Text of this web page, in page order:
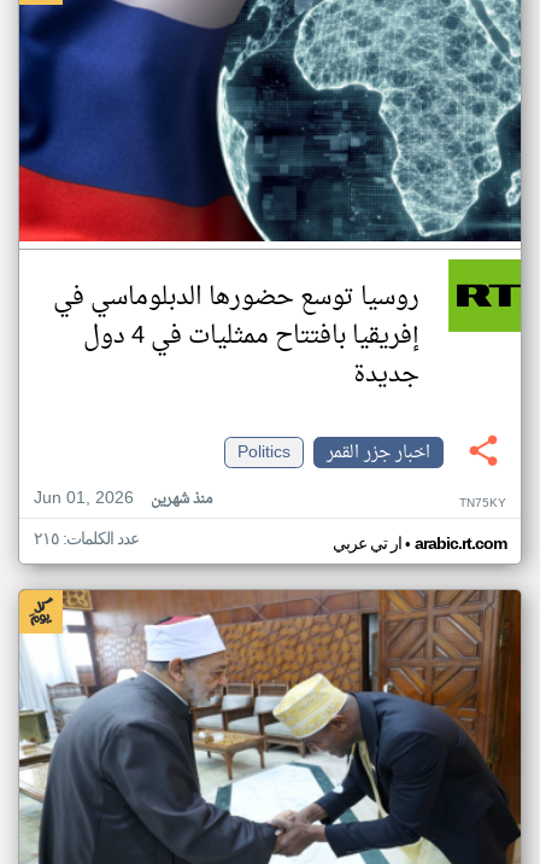
روسيا توسع حضورها الدبلوماسي في
إفريقيا بافتتاح ممثليات في 4 دول
جديدة
اخبار جزر القمر
Politics
Jun 01, 2026
منذ شهرين TN75KY
ار تي عربي• arabic.rt.com عدد الكلمات: ٢١٥